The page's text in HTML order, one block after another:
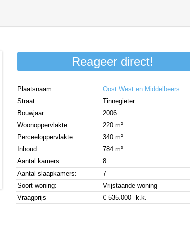
Reageer direct!
Plaatsnaam:
Oost West en Middelbeers
Straat
Tinnegieter
Bouwjaar:
2006
Woonoppervlakte:
220 m²
Perceeloppervlakte:
340 m²
Inhoud:
784 m³
Aantal kamers:
8
Aantal slaapkamers:
7
Soort woning:
Vrijstaande woning
Vraagprijs
€ 535.000 k.k.